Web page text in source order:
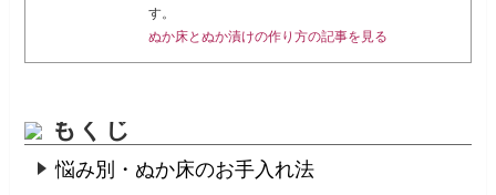
す。
ぬか床とぬか漬けの作り方の記事を見る
もくじ
悩み別・ぬか床のお手入れ法